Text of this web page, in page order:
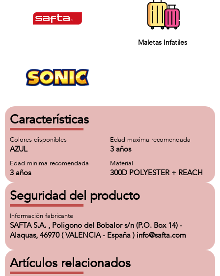
Maletas Infatiles
Características
Colores disponibles
AZUL
Edad maxima recomendada
3 años
Edad minima recomendada
3 años
Material
300D POLYESTER + REACH
Seguridad del producto
Información fabricante
SAFTA S.A. , Poligono del Bobalor s/n (P.O. Box 14) -
Alaquas, 46970 ( VALENCIA - España ) info@safta.com
Artículos relacionados